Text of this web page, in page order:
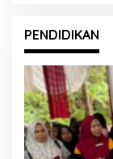
PENDIDIKAN